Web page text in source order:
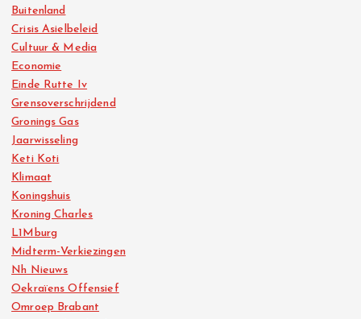
Buitenland
Crisis Asielbeleid
Cultuur & Media
Economie
Einde Rutte Iv
Grensoverschrijdend
Gronings Gas
Jaarwisseling
Keti Koti
Klimaat
Koningshuis
Kroning Charles
L1Mburg
Midterm-Verkiezingen
Nh Nieuws
Oekraïens Offensief
Omroep Brabant